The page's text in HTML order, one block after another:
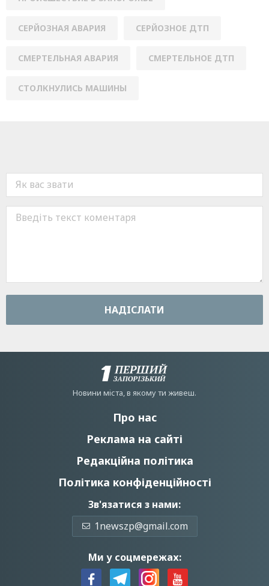
СЕРЙОЗНАЯ АВАРИЯ СЕРЙОЗНОЕ ДТП
СМЕРТЕЛЬНАЯ АВАРИЯ СМЕРТЕЛЬНОЕ ДТП
СТОЛКНУЛИСЬ МАШИНЫ
НАДIСЛАТИ
Новини мiста, в якому ти живеш.
Про нас
Реклама на сайті
Редакційна політика
Політика конфіденційності
Зв'язатися з нами:
1newszp@gmail.com
Ми у соцмережах: